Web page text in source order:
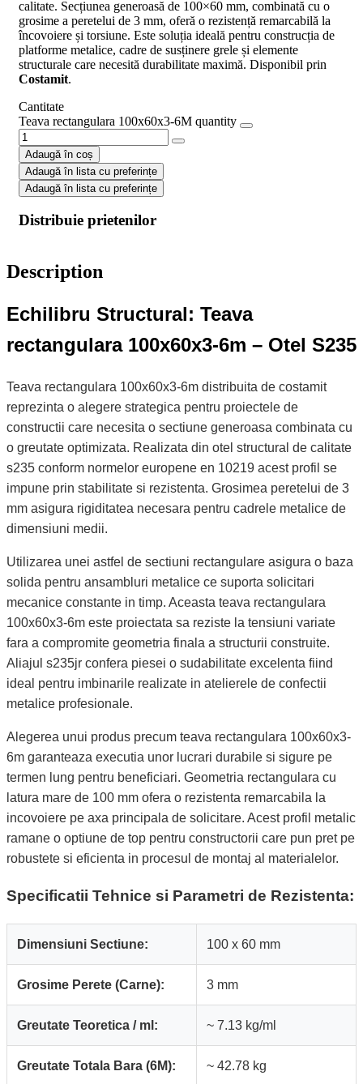
calitate. Secțiunea generoasă de 100×60 mm, combinată cu o
grosime a peretelui de 3 mm, oferă o rezistență remarcabilă la
încovoiere și torsiune. Este soluția ideală pentru construcția de
platforme metalice, cadre de susținere grele și elemente
structurale care necesită durabilitate maximă. Disponibil prin
Costamit.
Cantitate
Teava rectangulara 100x60x3-6M quantity
Adaugă în coș
Adaugă în lista cu preferințe
Adaugă în lista cu preferințe
Distribuie prietenilor
Description
Echilibru Structural: Teava
rectangulara 100x60x3-6m – Otel S235
Teava rectangulara 100x60x3-6m distribuita de costamit
reprezinta o alegere strategica pentru proiectele de
constructii care necesita o sectiune generoasa combinata cu
o greutate optimizata. Realizata din otel structural de calitate
s235 conform normelor europene en 10219 acest profil se
impune prin stabilitate si rezistenta. Grosimea peretelui de 3
mm asigura rigiditatea necesara pentru cadrele metalice de
dimensiuni medii.
Utilizarea unei astfel de sectiuni rectangulare asigura o baza
solida pentru ansambluri metalice ce suporta solicitari
mecanice constante in timp. Aceasta teava rectangulara
100x60x3-6m este proiectata sa reziste la tensiuni variate
fara a compromite geometria finala a structurii construite.
Aliajul s235jr confera piesei o sudabilitate excelenta fiind
ideal pentru imbinarile realizate in atelierele de confectii
metalice profesionale.
Alegerea unui produs precum teava rectangulara 100x60x3-
6m garanteaza executia unor lucrari durabile si sigure pe
termen lung pentru beneficiari. Geometria rectangulara cu
latura mare de 100 mm ofera o rezistenta remarcabila la
incovoiere pe axa principala de solicitare. Acest profil metalic
ramane o optiune de top pentru constructorii care pun pret pe
robustete si eficienta in procesul de montaj al materialelor.
Specificatii Tehnice si Parametri de Rezistenta:
Dimensiuni Sectiune: 100 x 60 mm
Grosime Perete (Carne): 3 mm
Greutate Teoretica / ml: ~ 7.13 kg/ml
Greutate Totala Bara (6M): ~ 42.78 kg